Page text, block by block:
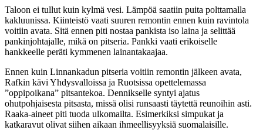
Taloon ei tullut kuin kylmä vesi. Lämpöä saatiin puita polttamalla
kakluunissa. Kiinteistö vaati suuren remontin ennen kuin ravintola
voitiin avata. Sitä ennen piti nostaa pankista iso laina ja selittää
pankinjohtajalle, mikä on pitseria. Pankki vaati erikoiselle
hankkeelle peräti kymmenen lainantakaajaa.
Ennen kuin Linnankadun pitseria voitiin remontin jälkeen avata,
Rafkin kävi Yhdysvalloissa ja Ruotsissa opettelemassa
”oppipoikana” pitsantekoa. Dennikselle syntyi ajatus
ohutpohjaisesta pitsasta, missä olisi runsaasti täytettä reunoihin asti.
Raaka-aineet piti tuoda ulkomailta. Esimerkiksi simpukat ja
katkaravut olivat siihen aikaan ihmeellisyyksiä suomalaisille.